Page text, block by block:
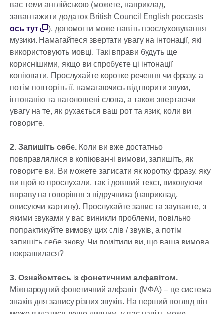
вас теми англійською (можете, наприклад,
завантажити додаток British Council English podcasts
ось тут
), допомогти може навіть прослуховування
музики. Намагайтеся звертати увагу на інтонації, які
використовують мовці. Такі вправи будуть ще
кориснішими, якщо ви спробуєте ці інтонації
копіювати. Прослухайте коротке речення чи фразу, а
потім повторіть її, намагаючись відтворити звуки,
інтонацію та наголошені слова, а також звертаючи
увагу на те, як рухається ваш рот та язик, коли ви
говорите.
2. Запишіть себе. Коли ви вже достатньо
повправлялися в копіюванні вимови, запишіть, як
говорите ви. Ви можете записати як коротку фразу, яку
ви щойно прослухали, так і довший текст, виконуючи
вправу на говоріння з підручника (наприклад,
описуючи картину). Прослухайте запис та зауважте, з
якими звуками у вас виникли проблеми, повільно
попрактикуйте вимову цих слів / звуків, а потім
запишіть себе знову. Чи помітили ви, що ваша вимова
покращилася?
3. Ознайомтесь із фонетичним алфавітом.
Міжнародний фонетичний алфавіт (МФА) – це система
знаків для запису різних звуків. На перший погляд він